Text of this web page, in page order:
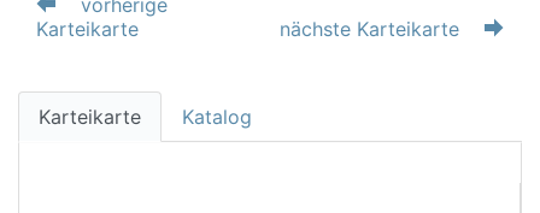
vorherige
Karteikarte
nächste Karteikarte
Karteikarte Katalog